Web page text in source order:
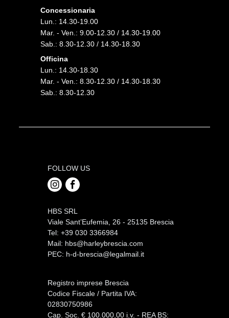
Concessionaria
Lun.: 14.30-19.00
Mar. - Ven.: 9.00-12.30 / 14.30-19.00
Sab.: 8.30-12.30 / 14.30-18.30
Officina
Lun.: 14.30-18.30
Mar. - Ven.: 8.30-12.30 / 14.30-18.30
Sab.: 8.30-12.30
FOLLOW US
HBS SRL
Viale Sant’Eufemia, 26 - 25135 Brescia
Tel: +39 030 3366984
Mail: hbs@harleybrescia.com
PEC: h-d-brescia@legalmail.it
Registro imprese Brescia
Codice Fiscale / Partita IVA:
02830750986
Cap. Soc. € 100.000,00 i.v. - REA BS: